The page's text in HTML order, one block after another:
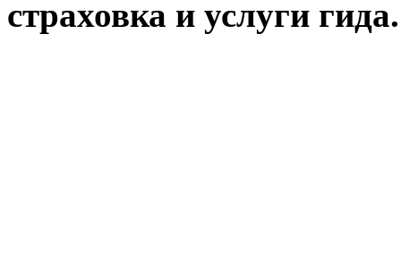
страховка и услуги гида.